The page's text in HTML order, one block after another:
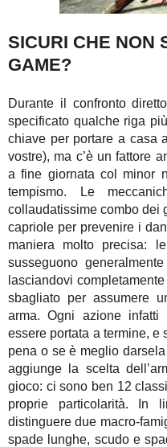
SICURI CHE NON
GAME?
Durante il confronto
specificato qualche riga
chiave per portare a casa
vostre), ma c’è un fattore
a fine giornata col minor
tempismo. Le
collaudatissime combo dei
capriole per prevenire i
maniera molto precisa:
susseguono
lasciandovi
sbagliato per assumere
arma. Ogni azione
essere portata a termine, e
pena o se è meglio
aggiunge la scelta
gioco: ci sono ben 12
proprie particolarità. In
distinguere due macro-
spade lunghe, scudo e